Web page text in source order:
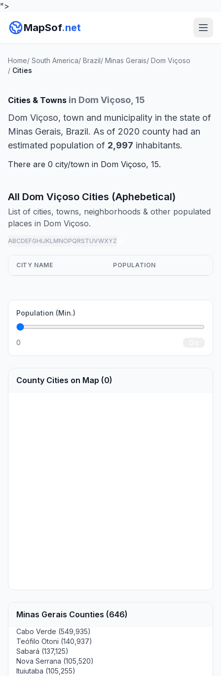
">
MapSof.net
Home/ South America/ Brazil/ Minas Gerais/ Dom Viçoso
/ Cities
Cities & Towns in Dom Viçoso, 15
Dom Viçoso, town and municipality in the state of
Minas Gerais, Brazil. As of 2020 county had an
estimated population of 2,997 inhabitants.
There are 0 city/town in Dom Viçoso, 15.
All Dom Viçoso Cities (Aphebetical)
List of cities, towns, neighborhoods & other populated
places in Dom Viçoso.
ABCDEFGHIJKLMNOPQRSTUVWXYZ
CITY NAME POPULATION
Population (Min.)
0
County Cities on Map (0)
Minas Gerais Counties (646)
Cabo Verde (549,935)
Teófilo Otoni (140,937)
Sabará (137,125)
Nova Serrana (105,520)
Ituiutaba (105,255)